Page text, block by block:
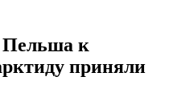
Пельша к
приняли